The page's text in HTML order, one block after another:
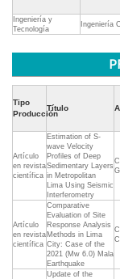
Ingeniería y
Tecnología
Ingeniería
Tipo
Producción
Título
Artículo
en revista
científica
Estimation of S-
wave Velocity
Profiles of Deep
Sedimentary Layers
in Metropolitan
Lima Using Seismic
Interferometry
Artículo
en revista
científica
Comparative
Evaluation of Site
Response Analysis
Methods in Lima
City: Case of the
2021 (Mw 6.0) Mala
Earthquake
Update of the